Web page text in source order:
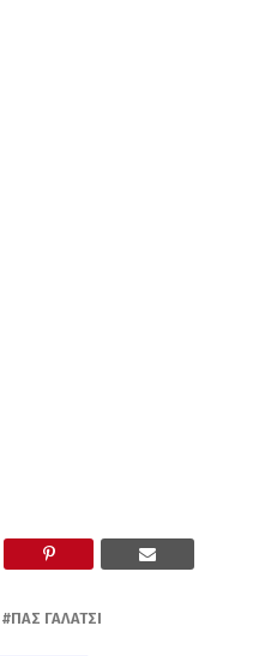
ΠΑΣ ΓΑΛΆΤΣΙ